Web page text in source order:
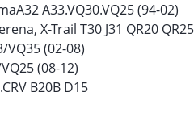
A33.VQ30.VQ25 (94-02)
X-Trail T30 J31 QR20
VQ35 (02-08)
(08-12)
B20B D15